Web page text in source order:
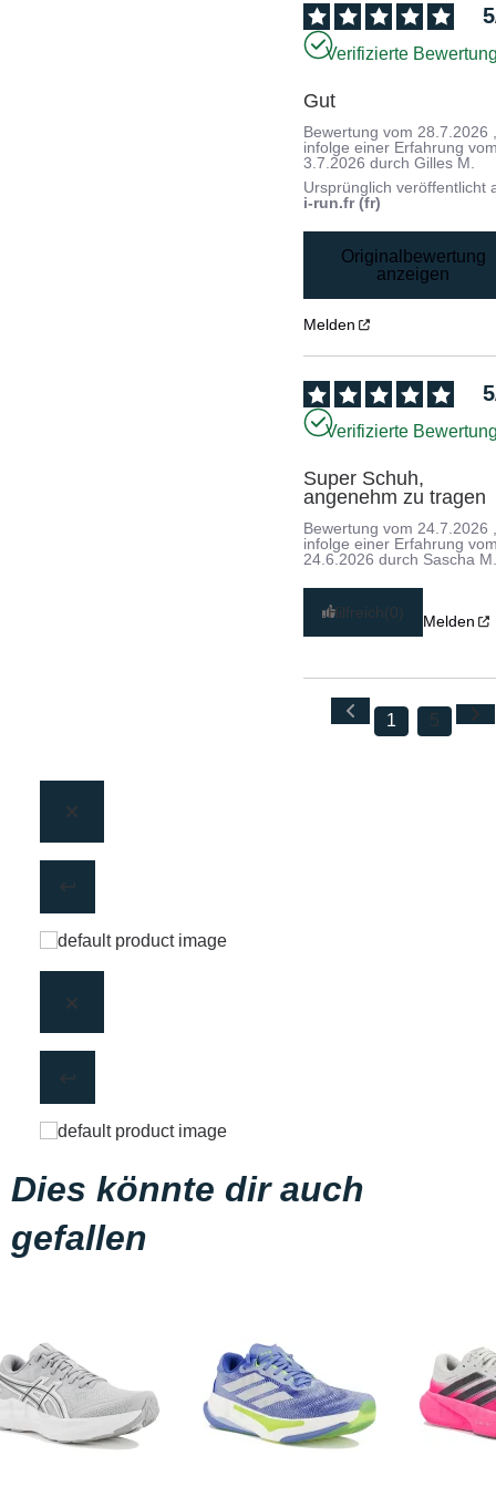
5
Verifizierte
Gut
Bewertung vom 28.7.2026
infolge einer Erfahrung
3.7.2026 durchGilles M.
Ursprünglich veröffentlicht
i-run.fr (fr)
Originalbewertung
anzeigen
Melden
5
Verifizierte
Super Schuh,
angenehm zu tragen
Bewertung vom24.7.2026
infolge einer Erfahrung
24.6.2026 durch Sascha
Hilfreich(0) Melden
1 5
Dies könnte dir auch
gefallen